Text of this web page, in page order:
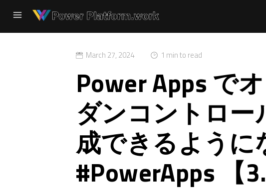
March 27, 2024 1 min to read
Power Apps で
ダンコントロ
成できるように
#PowerApps 【